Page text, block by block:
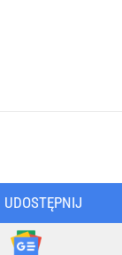
UDOSTĘPNIJ